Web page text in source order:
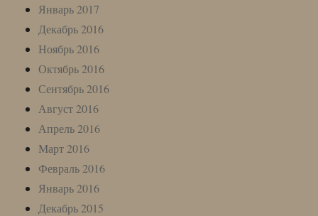
Январь 2017
Декабрь 2016
Ноябрь 2016
Октябрь 2016
Сентябрь 2016
Август 2016
Апрель 2016
Март 2016
Февраль 2016
Январь 2016
Декабрь 2015